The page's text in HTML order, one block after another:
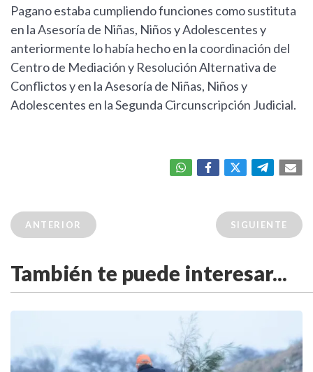
Pagano estaba cumpliendo funciones como sustituta
en la Asesoría de Niñas, Niños y Adolescentes y
anteriormente lo había hecho en la coordinación del
Centro de Mediación y Resolución Alternativa de
Conflictos y en la Asesoría de Niñas, Niños y
Adolescentes en la Segunda Circunscripción Judicial.
ANTERIOR SIGUIENTE
También te puede interesar...